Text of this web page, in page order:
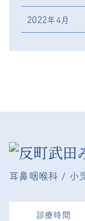
2022年4月
耳鼻咽喉科 / 小
診療時間